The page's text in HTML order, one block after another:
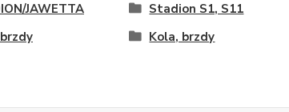
JAWETTA Stadion S1, S11
Kola, brzdy